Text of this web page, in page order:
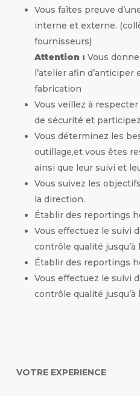
Vous faîtes preuve
interne et externe.
fournisseurs)
Attention : Vous
l’atelier afin d’anticiper
fabrication
Vous veillez à
de sécurité et
Vous déterminez les
outillage,et vous êtes
ainsi que leur suivi et
Vous suivez les
la direction.
Établir des reportings
Vous effectuez le suivi
contrôle qualité jusqu’à
Établir des reportings
Vous effectuez le suivi
contrôle qualité jusqu’à
VOTRE EXPERIENCE